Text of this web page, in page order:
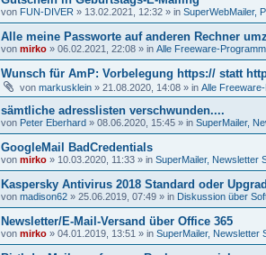
von FUN-DIVER » 13.02.2021, 12:32 » in SuperWebMailer,
Alle meine Passworte auf anderen Rechner
von mirko » 06.02.2021, 22:08 » in Alle Freeware-
Wunsch für AmP: Vorbelegung https:// statt
von markusklein » 21.08.2020, 14:08 » in Alle
sämtliche adresslisten verschwunden....
von Peter Eberhard » 08.06.2020, 15:45 » in SuperMailer,
GoogleMail BadCredentials
von mirko » 10.03.2020, 11:33 » in SuperMailer, Newsletter
Kaspersky Antivirus 2018 Standard oder
von madison62 » 25.06.2019, 07:49 » in Diskussion über
Newsletter/E-Mail-Versand über Office 365
von mirko » 04.01.2019, 13:51 » in SuperMailer, Newsletter